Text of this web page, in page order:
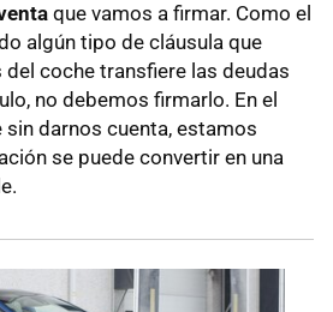
que vamos a firmar. Como el
algún tipo de cláusula que
coche transfiere las deudas
no debemos firmarlo. En el
darnos cuenta, estamos
se puede convertir en una